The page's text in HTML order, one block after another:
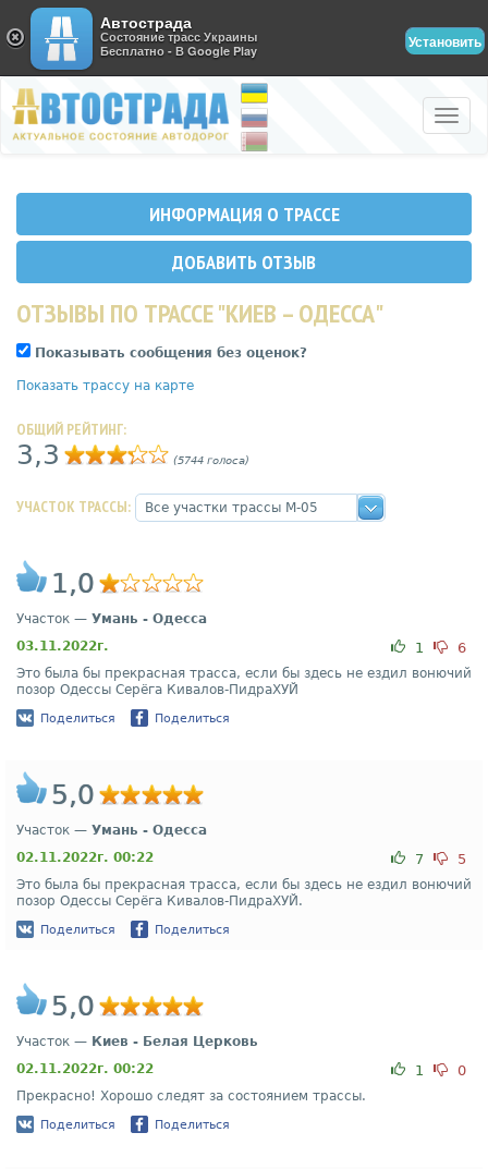
Автострада
Состояние трасс Украины
Бесплатно - В Google Play
Установить
Toggle
ИНФОРМАЦИЯ О ТРАССЕ
ДОБАВИТЬ ОТЗЫВ
ОТЗЫВЫ ПО ТРАССЕ "КИЕВ – ОДЕССА"
Показывать сообщения без оценок?
Показать трассу на карте
ОБЩИЙ РЕЙТИНГ:
3,3 (5744 голоса)
УЧАСТОК ТРАССЫ:
1,0
Участок — Умань - Одесса
03.11.2022г.
1 6
Это была бы прекрасная трасса, если бы здесь не ездил вонючий
позор Одессы Серёга Кивалов-ПидраХУЙ
Поделиться Поделиться
5,0
Участок — Умань - Одесса
02.11.2022г. 00:22
7 5
Это была бы прекрасная трасса, если бы здесь не ездил вонючий
позор Одессы Серёга Кивалов-ПидраХУЙ.
Поделиться Поделиться
5,0
Участок — Киев - Белая Церковь
02.11.2022г. 00:22
1 0
Прекрасно! Хорошо следят за состоянием трассы.
Поделиться Поделиться